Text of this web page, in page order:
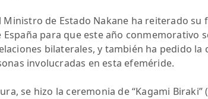
Ministro de Estado Nakane ha reiterado
para que este año conmemorativo
bilaterales, y también ha pedido la
involucradas en esta efeméride.
se hizo la ceremonia de “Kagami